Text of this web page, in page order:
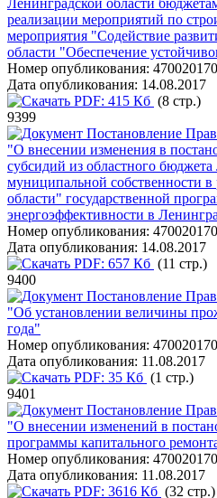
Ленинградской области
реализации мероприятий по
мероприятия "Содействие
области "Обеспечение
Номер опубликования:
Дата опубликования: 14.08.2017
PDF: 415 Кб (8 стр.)
9399
Постановление
"О внесении изменения в
субсидий из областного
муниципальной собственности
области" государственной
энергоэффективности в
Номер опубликования:
Дата опубликования: 14.08.2017
PDF: 657 Кб (11 стр.)
9400
Постановление
"Об установлении величины
года"
Номер опубликования:
Дата опубликования: 11.08.2017
PDF: 35 Кб (1 стр.)
9401
Постановление
"О внесении изменений в
программы капитального
Номер опубликования:
Дата опубликования: 11.08.2017
PDF: 3616 Кб (32 стр.)